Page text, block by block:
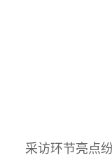
采访环节亮点